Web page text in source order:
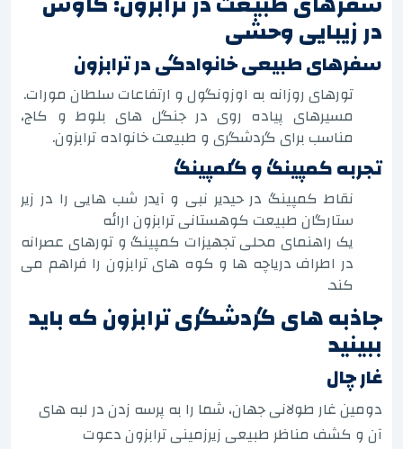
در زیبایی وحشی
سفرهای طبیعی خانوادگی در ترابزون
تورهای روزانه به اوزونگول و ارتفاعات سلطان مورات.
مسیرهای پیاده روی در جنگل های بلوط و کاج،
مناسب برای گردشگری و طبیعت خانواده ترابزون.
تجربه کمپینگ و گلمپینگ
نقاط کمپینگ در حیدیر نبی و آیدر شب هایی را در زیر
ستارگان طبیعت کوهستانی ترابزون ارائه
یک راهنمای محلی تجهیزات کمپینگ و تورهای عصرانه
در اطراف دریاچه ها و کوه های ترابزون را فراهم می
کند.
جاذبه های گردشگری ترابزون که باید
ببینید
غار چال
دومین غار طولانی جهان، شما را به پرسه زدن در لبه های
آن و کشف مناظر طبیعی زیرزمینی ترابزون دعوت